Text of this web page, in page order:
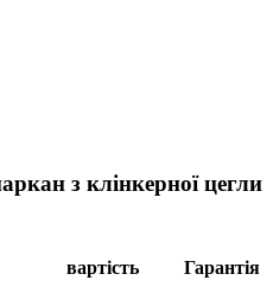
з клінкерної цегли
вартість Гарантія